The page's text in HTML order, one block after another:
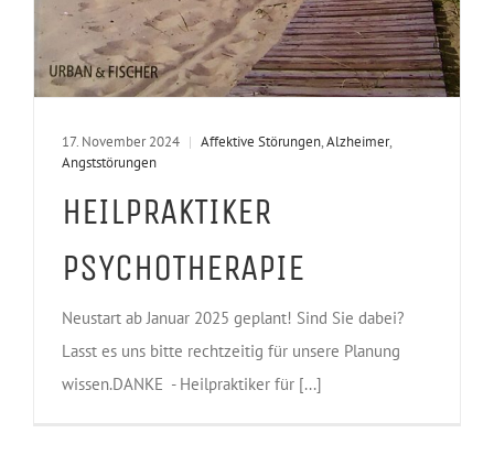
17. November 2024 | Affektive Störungen,Alzheimer,
Angststörungen
HEILPRAKTIKER
PSYCHOTHERAPIE
Neustart ab Januar 2025 geplant! Sind Sie dabei?
Lasst es uns bitte rechtzeitig für unsere Planung
wissen.DANKE - Heilpraktiker für [...]